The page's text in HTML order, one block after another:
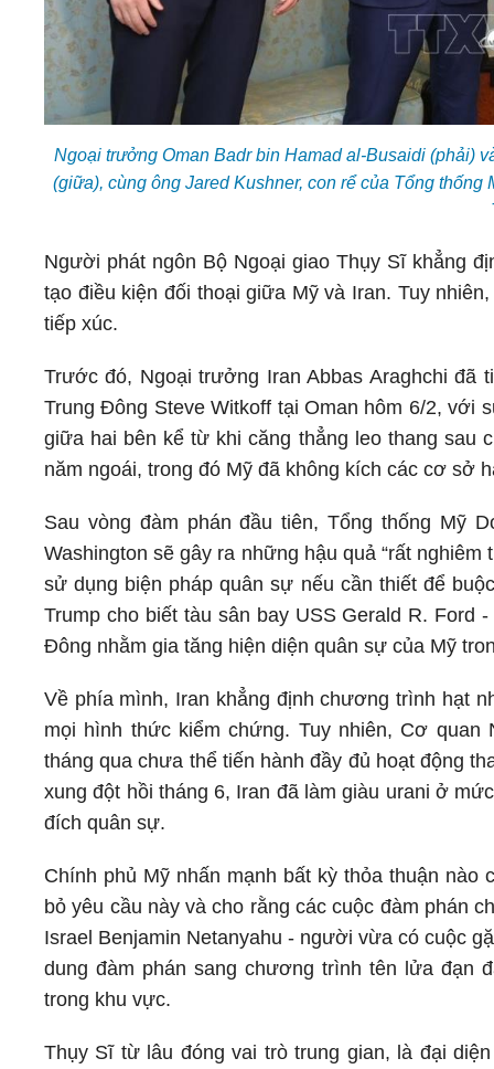
Ngoại trưởng Oman Badr bin Hamad al-Busaidi (phải)
(giữa), cùng ông Jared Kushner, con rể của Tổng
Người phát ngôn Bộ Ngoại giao Thụy Sĩ khẳng
tạo điều kiện đối thoại giữa Mỹ và Iran. Tuy
tiếp xúc.
Trước đó, Ngoại trưởng Iran Abbas Araghchi đã
Trung Đông Steve Witkoff tại Oman hôm 6/2, với
giữa hai bên kể từ khi căng thẳng leo thang sau
năm ngoái, trong đó Mỹ đã không kích các cơ sở
Sau vòng đàm phán đầu tiên, Tổng thống Mỹ
Washington sẽ gây ra những hậu quả “rất
sử dụng biện pháp quân sự nếu cần thiết để
Trump cho biết tàu sân bay USS Gerald R.
Đông nhằm gia tăng hiện diện quân sự của Mỹ
Về phía mình, Iran khẳng định chương trình hạt
mọi hình thức kiểm chứng. Tuy nhiên, Cơ
tháng qua chưa thể tiến hành đầy đủ hoạt động
xung đột hồi tháng 6, Iran đã làm giàu urani ở
đích quân sự.
Chính phủ Mỹ nhấn mạnh bất kỳ thỏa thuận nào
bỏ yêu cầu này và cho rằng các cuộc đàm phán
Israel Benjamin Netanyahu - người vừa có cuộc
dung đàm phán sang chương trình tên lửa đạn
trong khu vực.
Thụy Sĩ từ lâu đóng vai trò trung gian, là đại